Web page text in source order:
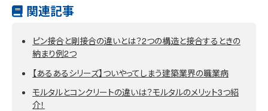
関連記事
ピン接合と剛接合の違いとは？2つの構造と接合するときの
納まり例2つ
【あるあるシリーズ】ついやってしまう建築業界の職業病
モルタルとコンクリートの違いは？モルタルのメリット3つ紹
介！